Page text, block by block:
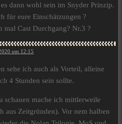
dann wohl sein im Snyder Prinzip.
für eure Einschätzungen ?
mal Cast Durchgang? Nr.3 ?
um 12:15
sehe ich auch als Vorteil, alleine
4 Stunden sein sollte.
schauen mache ich mittlerweile
aus Zeitgründen). Vor nem halben